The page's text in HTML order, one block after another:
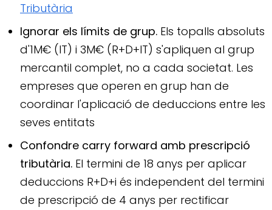
Tributària
Ignorar els límits de grup. Els topalls absoluts
d'1M€ (IT) i 3M€ (R+D+IT) s'apliquen al grup
mercantil complet, no a cada societat. Les
empreses que operen en grup han de
coordinar l'aplicació de deduccions entre les
seves entitats
Confondre carry forward amb prescripció
tributària. El termini de 18 anys per aplicar
deduccions R+D+i és independent del termini
de prescripció de 4 anys per rectificar